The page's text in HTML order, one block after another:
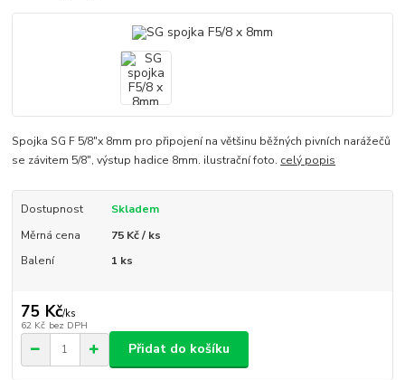
Spojka SG F 5/8"x 8mm pro připojení na většinu běžných pivních narážečů
se závitem 5/8", výstup hadice 8mm. ilustrační foto. celý popis
Dostupnost
Skladem
Měrná cena
75 Kč / ks
Balení
1 ks
75 Kč/ks
62 Kč bez DPH
Přidat do košíku